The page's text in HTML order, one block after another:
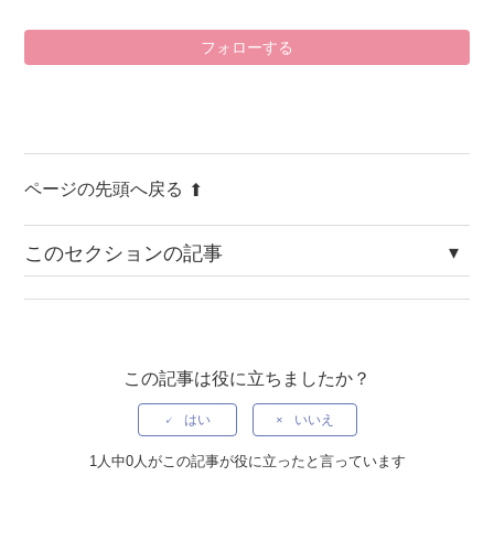
フォローする
ページの先頭へ戻る
このセクションの記事
Ver.5.2 サポート環境
Ver.5.1 サポート環境
この記事は役に立ちましたか？
はい いいえ
1人中0人がこの記事が役に立ったと言っています